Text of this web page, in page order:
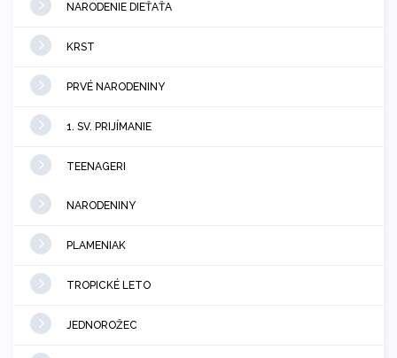
NARODENIE DIEŤAŤA
KRST
PRVÉ NARODENINY
1. SV. PRIJÍMANIE
TEENAGERI
NARODENINY
PLAMENIAK
TROPICKÉ LETO
JEDNOROŽEC